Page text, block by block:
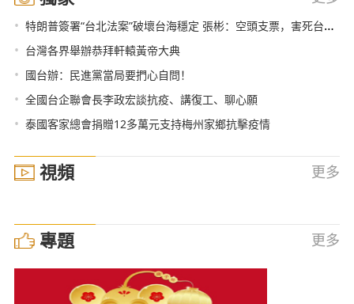
• 特朗普簽署“台北法案”破壞台海穩定 張彬：空頭支票，害死台灣！
• 台灣各界舉辦恭拜軒轅黃帝大典
• 國台辦：民進黨當局要捫心自問！
• 全國台企聯會長李政宏談抗疫、講復工、聊心願
• 泰國客家總會捐贈12多萬元支持梅州家鄉抗擊疫情
視頻 更多
專題 更多